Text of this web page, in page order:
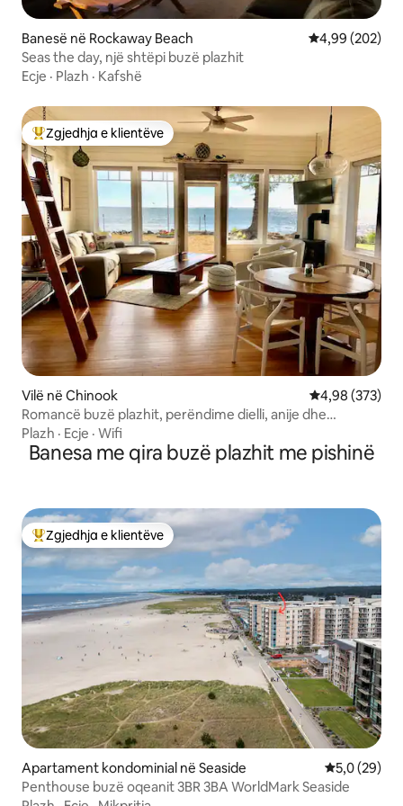
Banesë në Rockaway Beach Vlerësimi
4,99 (202)
Seas the day, një shtëpi buzë plazhit
Ecje · Plazh · Kafshë
Më të mirat e zgjedhjeve të klientëve
Zgjedhja e klientëve
Vilë në Chinook Vlerësimi
4,98 (373)
Romancë buzë plazhit, perëndime dielli, anije dhe
shqiponja
Plazh · Ecje · Wifi
Banesa me qira buzë plazhit me pishinë
Më të mirat e zgjedhjeve të klientëve
Zgjedhja e klientëve
Apartament kondominial në Seaside Vlerësimi
5,0 (29)
Penthouse buzë oqeanit 3BR 3BA WorldMark Seaside